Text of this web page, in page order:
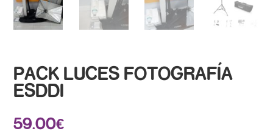
PACK LUCES FOTOGRAFÍA
ESDDI
59.00€